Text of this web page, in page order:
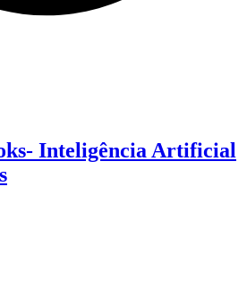
Inteligência Artificial